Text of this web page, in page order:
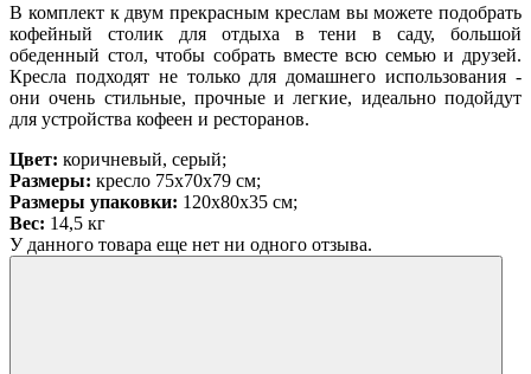
В комплект к двум прекрасным креслам вы можете подобрать
кофейный столик для отдыха в тени в саду, большой
обеденный стол, чтобы собрать вместе всю семью и друзей.
Кресла подходят не только для домашнего использования -
они очень стильные, прочные и легкие, идеально подойдут
для устройства кофеен и ресторанов.
Цвет: коричневый, серый;
Размеры: кресло 75х70х79 см;
Размеры упаковки: 120х80х35 см;
Вес: 14,5 кг
У данного товара еще нет ни одного отзыва.